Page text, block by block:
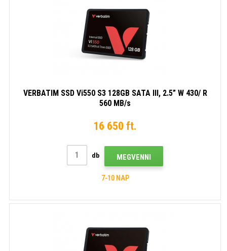
VERBATIM SSD Vi550 S3 128GB SATA III, 2.5” W 430/ R
560 MB/s
16 650 ft.
db MEGVENNI
7-10 NAP